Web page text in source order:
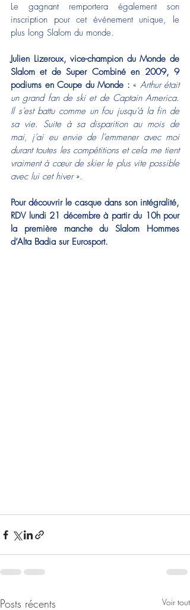
Le gagnant remportera également son
inscription pour cet événement unique, le
plus long Slalom du monde.
Julien Lizeroux, vice-champion du Monde de
Slalom et de Super Combiné en 2009, 9
podiums en Coupe du Monde : « Arthur était
un grand fan de ski et de Captain America.
Il s’est battu comme un fou jusqu’à la fin de
sa vie. Suite à sa disparition au mois de
mai, j’ai eu envie de l’emmener avec moi
durant toutes les compétitions et cela me tient
vraiment à cœur de skier le plus vite possible
avec lui cet hiver ».
Pour découvrir le casque dans son intégralité,
RDV lundi 21 décembre à partir du 10h pour
la première manche du Slalom Hommes
d’Alta Badia sur Eurosport.
Posts récents Voir tout